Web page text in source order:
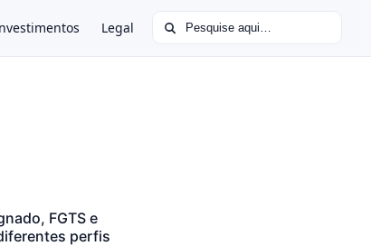
Legal Buscar por:
FGTS e
perfis